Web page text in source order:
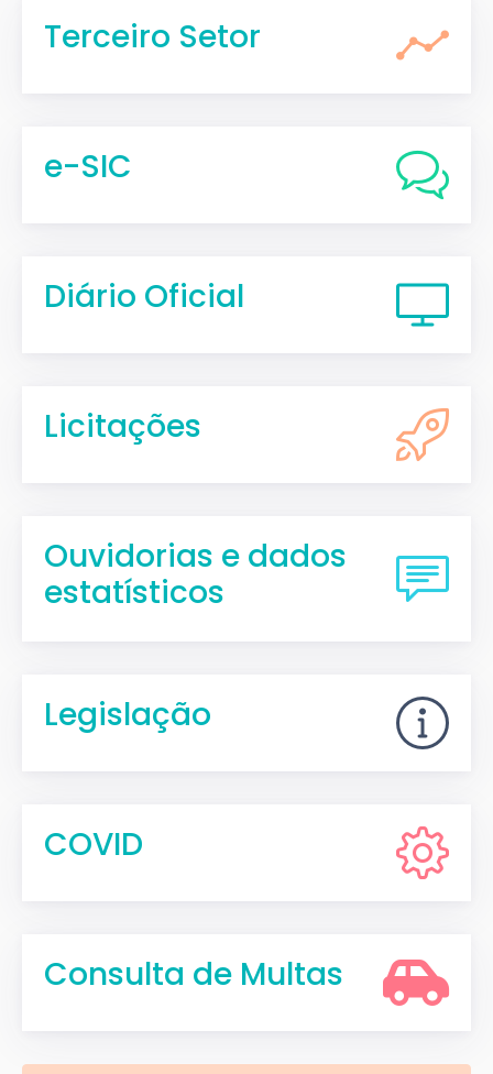
Terceiro Setor
e-SIC
Diário Oficial
Licitações
Ouvidorias e dados
estatísticos
Legislação
COVID
Consulta de Multas